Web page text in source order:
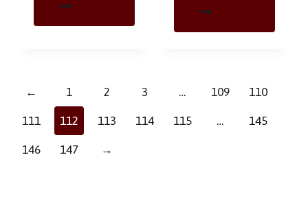
← 1 2 3 … 109 110
111 112 113 114 115 … 145
146 147 →